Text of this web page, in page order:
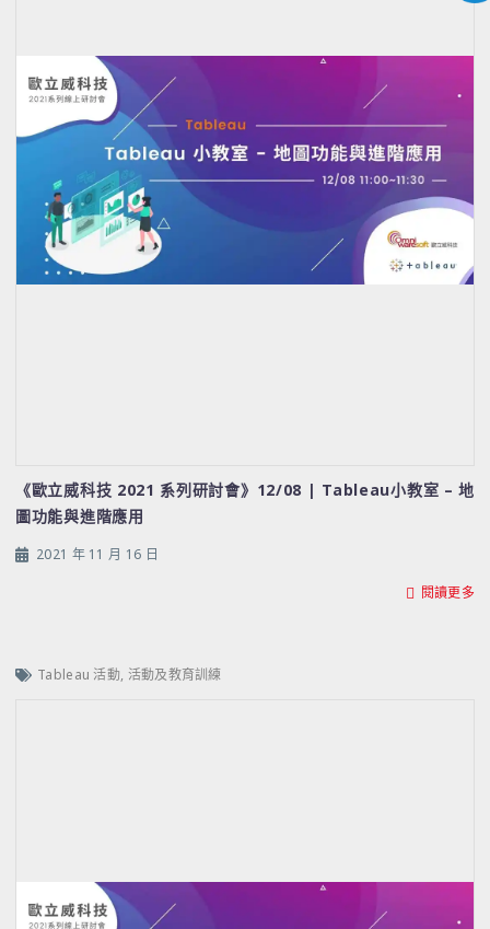
《歐立威科技 2021 系列研討會》12/08 | Tableau小教室 – 地
圖功能與進階應用
2021 年 11 月 16 日
閱讀更多
Tableau 活動, 活動及教育訓練